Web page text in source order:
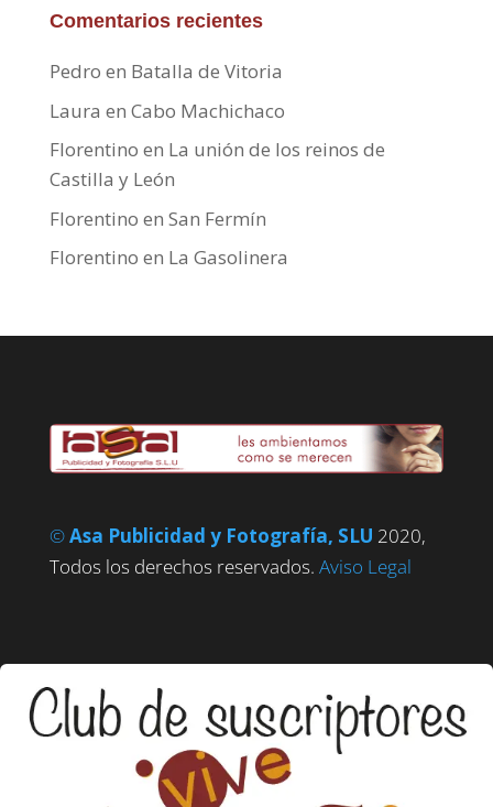
Comentarios recientes
Pedro en Batalla de Vitoria
Laura en Cabo Machichaco
Florentino en La unión de los reinos de
Castilla y León
Florentino en San Fermín
Florentino en La Gasolinera
©Asa Publicidad y Fotografía, SLU 2020,
Todos los derechos reservados. Aviso Legal